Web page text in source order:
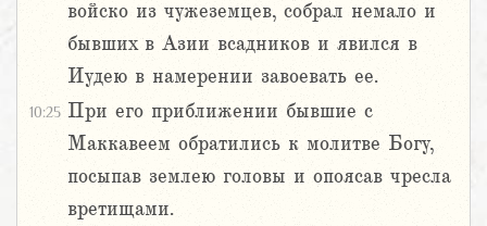
войско из чужеземцев, собрал немало и
бывших в Азии всадников и явился в
Иудею в намерении завоевать ее.
10:25 При его приближении бывшие с
Маккавеем обратились к молитве Богу,
посыпав землею головы и опоясав чресла
вретищами.